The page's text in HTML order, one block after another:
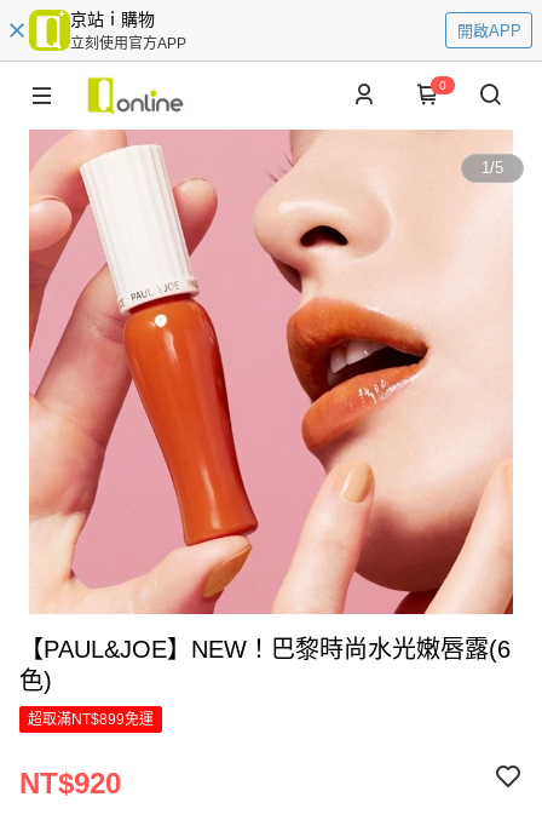
京站ｉ購物
立刻使用官方APP
開啟APP
0
1/5
【PAUL&JOE】NEW！巴黎時尚水光嫩唇露(6
色)
超取滿NT$899免運
NT$920